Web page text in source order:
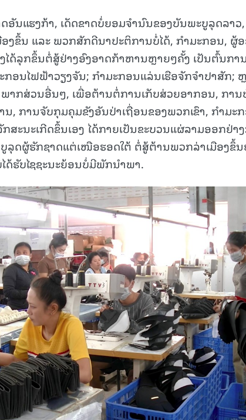
ອັນແຮງກ້າ, ເດັດຂາດບໍ່ຍອມຈຳນົນຂອງບັນພະບູລຸດລາ
ງຂຶ້ນ ແລະ ພວກສັກດີນາປະຕິການບໍ່ໄດ້, ກຳມະກອນ, ຜູ້
ໄດ້ລຸກຂຶ້ນຕໍ່ສູ້ຢ່າງອົງອາດກ້າຫານຫຼາຍໆຄັ້ງ ເປັນຕົ້ນກາ
ອນໄຟຟ້າວຽງຈັນ; ກໍາມະກອນແລ່ນເຮືອຈັກຈໍາປາສັກ;
າກສ່ວນອື່ນໆ, ເພື່ອຕ້ານຕໍ່ການເກັບສ່ວຍອາກອນ, ການ
, ການຈັບກຸມຄຸມຂັງອັນປ່າເຖື່ອນຂອງພວກເຂົາ, ກໍາມະ
ະນະເກີດຂຶ້ນເອງ ໄດ້ກາຍເປັນຂະບວນແຜ່ລາມອອກຢ່າ
ລຸດຜູ້ຮັກຊາດແຕ່ເໜືອຮອດໃຕ້ ຕໍ່ສູ້ຕ້ານພວກລ່າເມືອງຂຶ້ນ
ດ້ຮັບໄຊຊະນະຍ້ອນບໍ່ມີພັກນຳພາ.